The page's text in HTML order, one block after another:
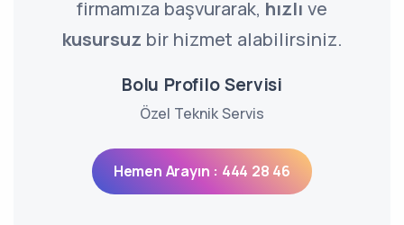
firmamıza başvurarak, hızlı ve
kusursuz bir hizmet alabilirsiniz.
Bolu Profilo Servisi
Özel Teknik Servis
Hemen Arayın : 444 28 46